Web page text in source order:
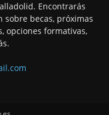
Encontrarás
becas, próximas
opciones formativas,